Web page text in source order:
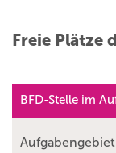
Freie Plätze
BFD-Stelle im